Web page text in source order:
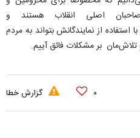
اصلی انقلاب هستند و
از نمایندگانش بتواند به مردم
بر مشکلات فائق آییم.
۰ گزارش خطا